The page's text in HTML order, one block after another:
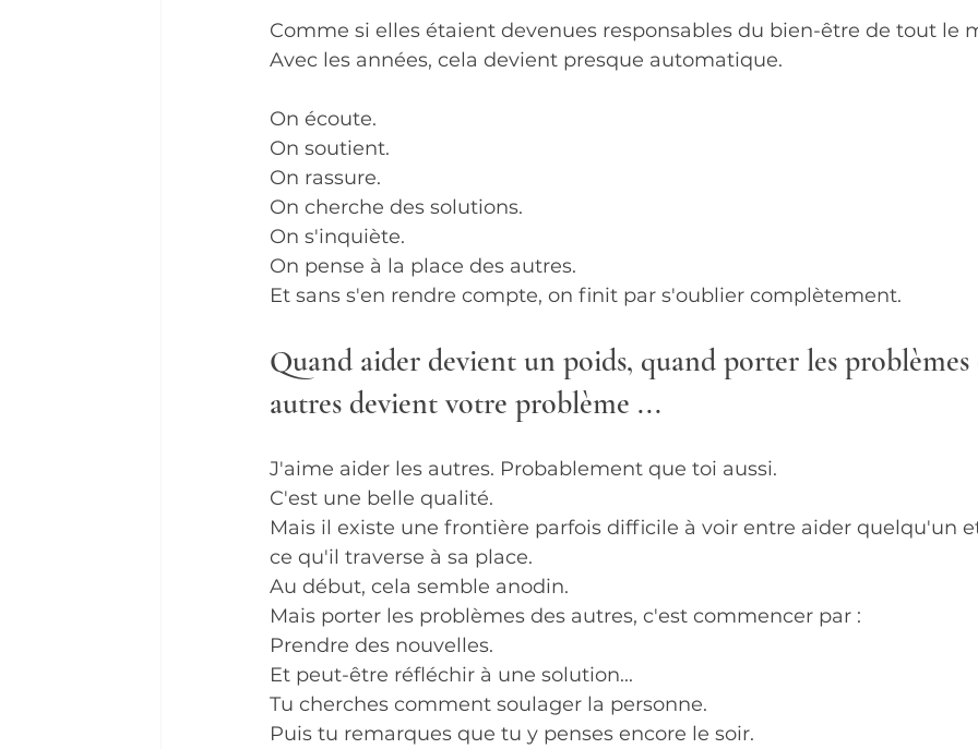
Comme si elles étaient devenues responsables du bien-être de tout le
Avec les années, cela devient presque automatique.
On écoute.
On soutient.
On rassure.
On cherche des solutions.
On s'inquiète.
On pense à la place des autres.
Et sans s'en rendre compte, on finit par s'oublier complètement.
Quand aider devient un poids, quand porter les problèmes
autres devient votre problème ...
J'aime aider les autres. Probablement que toi aussi.
C'est une belle qualité.
Mais il existe une frontière parfois difficile à voir entre aider quelqu'un
ce qu'il traverse à sa place.
Au début, cela semble anodin.
Mais porter les problèmes des autres, c'est commencer par :
Prendre des nouvelles.
Et peut-être réfléchir à une solution...
Tu cherches comment soulager la personne.
Puis tu remarques que tu y penses encore le soir.